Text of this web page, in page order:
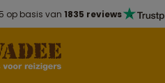
op basis van 1835 reviews